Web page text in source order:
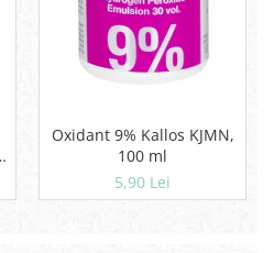
Oxidant 9% Kallos KJMN,
100 ml
5,90 Lei